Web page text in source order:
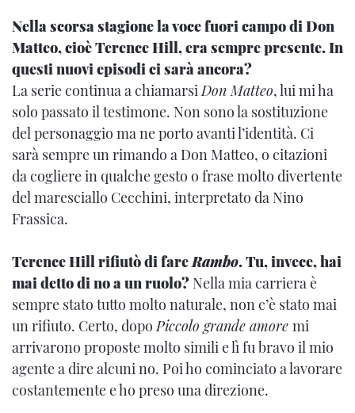
Nella scorsa stagione la voce fuori campo di Don
Matteo, cioè Terence Hill, era sempre presente. In
questi nuovi episodi ci sarà ancora?
La serie continua a chiamarsiDon Matteo, lui mi ha
solo passato il testimone. Non sono la sostituzione
del personaggio ma ne porto avanti l’identità. Ci
sarà sempre un rimando a Don Matteo, o citazioni
da cogliere in qualche gesto o frase molto divertente
del maresciallo Cecchini, interpretato da Nino
Frassica.
Terence Hill rifiutò di fareRambo. Tu, invece, hai
mai detto di no a un ruolo? Nella mia carriera è
sempre stato tutto molto naturale, non c’è stato mai
un rifiuto. Certo, dopoPiccolo grande amore mi
arrivarono proposte molto simili e lì fu bravo il mio
agente a dire alcuni no. Poi ho cominciato a lavorare
costantemente e ho preso una direzione.